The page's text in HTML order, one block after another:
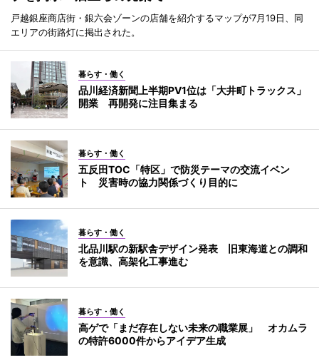
戸越銀座商店街・銀六会ゾーンの店舗を紹介するマップが7月19日、同
エリアの街路灯に掲出された。
暮らす・働く
品川経済新聞上半期PV1位は「大井町トラックス」
開業 再開発に注目集まる
暮らす・働く
五反田TOC「特区」で防災テーマの交流イベン
ト 災害時の協力関係づくり目的に
暮らす・働く
北品川駅の新駅舎デザイン発表 旧東海道との調和
を意識、高架化工事進む
暮らす・働く
高ゲで「まだ存在しない未来の職業展」 オカムラ
の特許6000件からアイデア生成